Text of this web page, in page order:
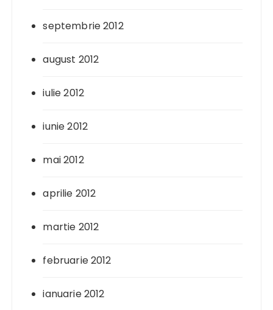
septembrie 2012
august 2012
iulie 2012
iunie 2012
mai 2012
aprilie 2012
martie 2012
februarie 2012
ianuarie 2012